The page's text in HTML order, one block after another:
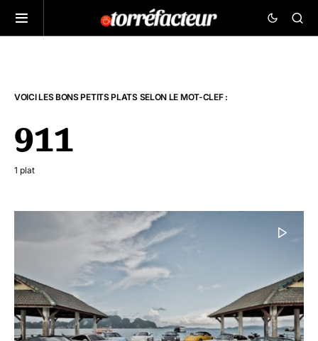
VOICI LES BONS PETITS PLATS SELON LE MOT-CLEF :
911
1 plat